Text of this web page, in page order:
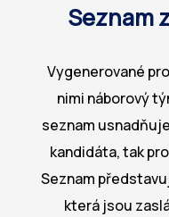
Seznam
Vygenerované
nimi náborový
seznam
kandidáta, tak
Seznam
která jsou